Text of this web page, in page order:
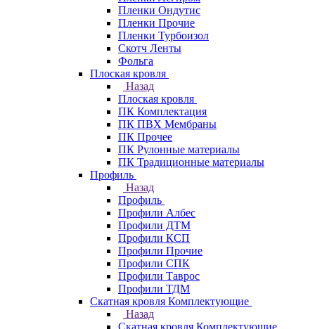
Пленки Ондутис
Пленки Прочие
Пленки Турбоизол
Скотч Ленты
Фольга
Плоская кровля
Назад
Плоская кровля
ПК Комплектация
ПК ПВХ Мембраны
ПК Прочее
ПК Рулонные материалы
ПК Традиционные материалы
Профиль
Назад
Профиль
Профили Албес
Профили ДТМ
Профили КСП
Профили Прочие
Профили СПК
Профили Таврос
Профили ТДМ
Скатная кровля Комплектующие
Назад
Скатная кровля Комплектующие